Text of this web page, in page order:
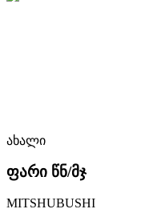
ახალი
ფარი წნ/მჯ
MITSHUBUSHI